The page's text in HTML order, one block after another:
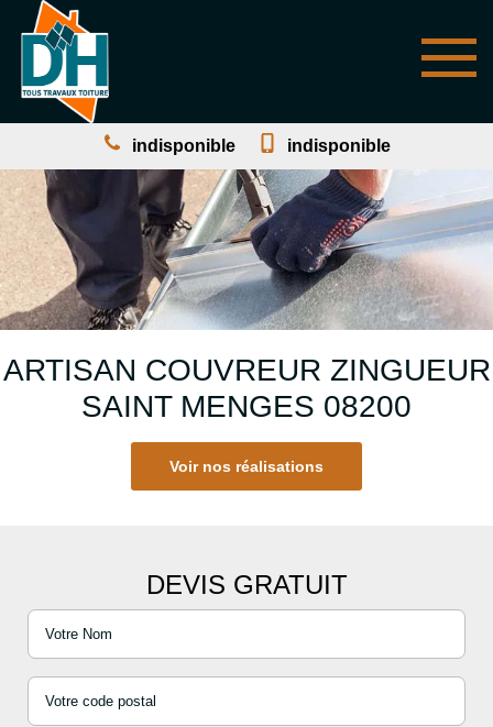
indisponible indisponible
ARTISAN COUVREUR ZINGUEUR
SAINT MENGES 08200
Voir nos réalisations
DEVIS GRATUIT